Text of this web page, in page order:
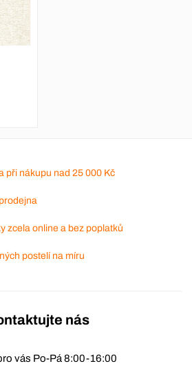
při nákupu nad 25 000 Kč
zcela online a bez poplatků
postelí na míru
nás
vás Po-Pá 8:00-16:00